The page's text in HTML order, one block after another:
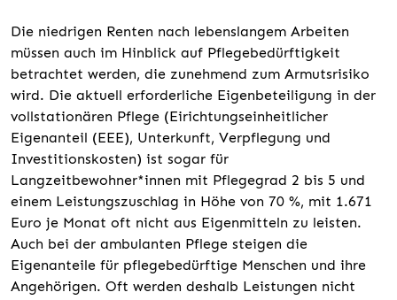
Die niedrigen Renten nach lebenslangem Arbeiten
müssen auch im Hinblick auf Pflegebedürftigkeit
betrachtet werden, die zunehmend zum Armutsrisiko
wird. Die aktuell erforderliche Eigenbeteiligung in der
vollstationären Pflege (Eirichtungseinheitlicher
Eigenanteil (EEE), Unterkunft, Verpflegung und
Investitionskosten) ist sogar für
Langzeitbewohner*innen mit Pflegegrad 2 bis 5 und
einem Leistungszuschlag in Höhe von 70 %, mit 1.671
Euro je Monat oft nicht aus Eigenmitteln zu leisten.
Auch bei der ambulanten Pflege steigen die
Eigenanteile für pflegebedürftige Menschen und ihre
Angehörigen. Oft werden deshalb Leistungen nicht